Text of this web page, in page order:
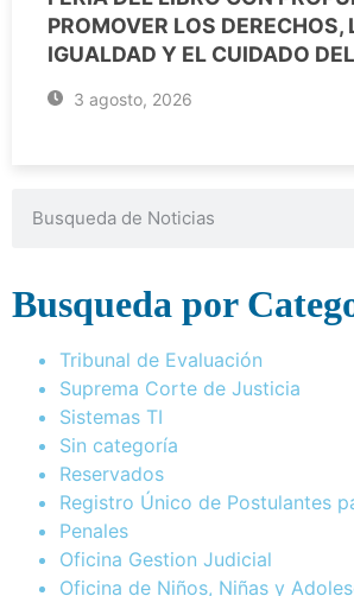
PROMOVER LOS DERECHOS,
IGUALDAD Y EL CUIDADO
3 agosto, 2026
Busqueda por
Tribunal de Evaluación
Suprema Corte de Justicia
Sistemas TI
Sin categoría
Reservados
Registro Único de Postulantes
Penales
Oficina Gestion Judicial
Oficina de Niños, Niñas y